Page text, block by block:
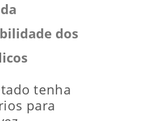
dos
tenha
para